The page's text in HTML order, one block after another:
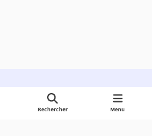
Rechercher Menu